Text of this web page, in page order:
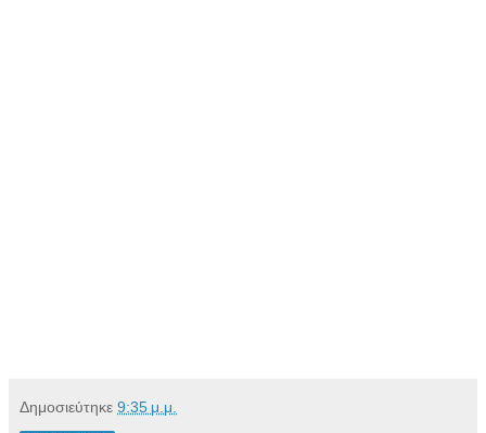
Δημοσιεύτηκε 9:35 μ.μ.